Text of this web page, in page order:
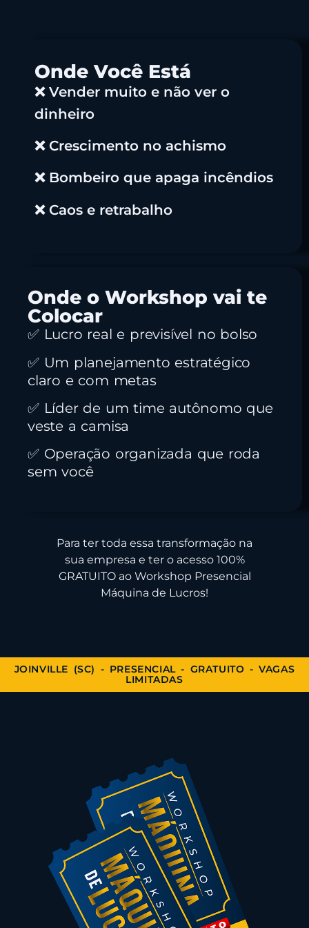
Onde Você Está
❌ Vender muito e não ver o
dinheiro
❌ Crescimento no achismo
❌ Bombeiro que apaga incêndios
❌ Caos e retrabalho
Onde o Workshop vai te
Colocar
✅ Lucro real e previsível no bolso
✅ Um planejamento estratégico
claro e com metas
✅ Líder de um time autônomo que
veste a camisa
✅ Operação organizada que roda
sem você
Para ter toda essa transformação na
sua empresa e ter o acesso 100%
GRATUITO ao Workshop Presencial
Máquina de Lucros!
JOINVILLE (SC) - PRESENCIAL - GRATUITO - VAGAS
LIMITADAS